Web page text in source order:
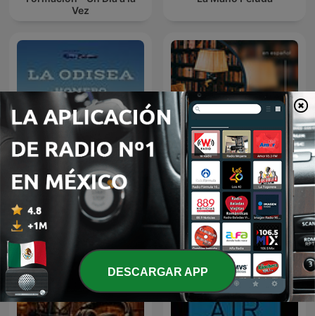
Vez
Audiolibro La Odisea |
Homero
AudioLibros
DESCARGAR APP